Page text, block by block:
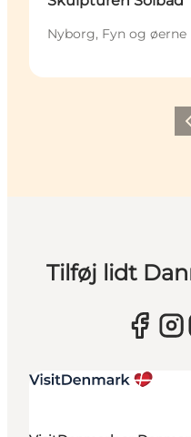
Nyborg, Fyn og øerne
Tilføj lidt